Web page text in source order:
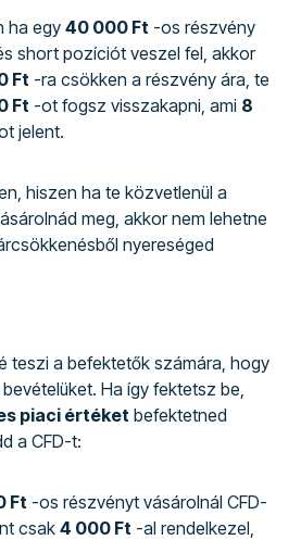
ha egy40 000 Ft -os részvény
short pozíciót veszel fel, akkor
Ft -ra csökken a részvény ára, te
Ft -ot fogsz visszakapni, ami 8
jelent.
hiszen ha te közvetlenül a
meg, akkor nem lehetne
nyereséged
teszi a befektetők számára, hogy
Ha így fektetsz be,
piaci értéket befektetned
a CFD-t:
Ft -os részvényt vásárolnál CFD-
csak4 000 Ft -al rendelkezel,